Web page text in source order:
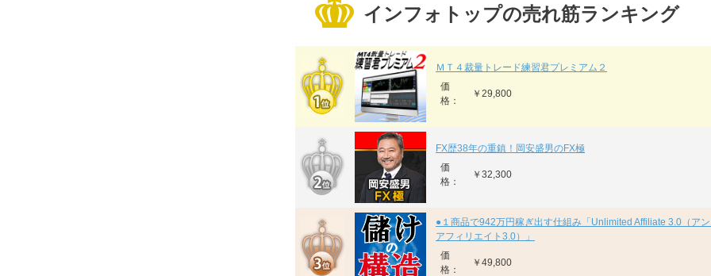
インフォトップの売れ筋ランキング
ＭＴ４裁量トレード練習君プレミアム２
価
格：
￥29,800
FX歴38年の重鎮！岡安盛男のFX極
価
格：
￥32,300
●１商品で942万円稼ぎ出す仕組み「Unlimited Affiliate 3.0（ア
アフィリエイト3.0）」
価
格：
￥49,800